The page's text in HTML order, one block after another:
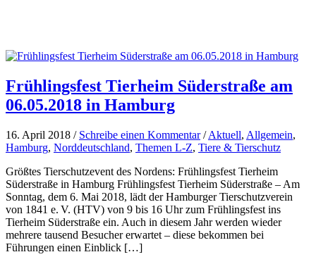
Frühlingsfest Tierheim Süderstraße am
06.05.2018 in Hamburg
16. April 2018 / Schreibe einen Kommentar /Aktuell, Allgemein,
Hamburg, Norddeutschland, Themen L-Z, Tiere & Tierschutz
Größtes Tierschutzevent des Nordens: Frühlingsfest Tierheim
Süderstraße in Hamburg Frühlingsfest Tierheim Süderstraße – Am
Sonntag, dem 6. Mai 2018, lädt der Hamburger Tierschutzverein
von 1841 e. V. (HTV) von 9 bis 16 Uhr zum Frühlingsfest ins
Tierheim Süderstraße ein. Auch in diesem Jahr werden wieder
mehrere tausend Besucher erwartet – diese bekommen bei
Führungen einen Einblick […]